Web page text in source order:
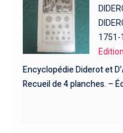
1751-
Encyclopédie Diderot et
Recueil de 4 planches. –